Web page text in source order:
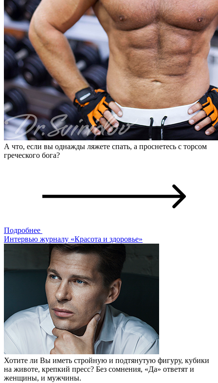
А что, если вы однажды ляжете спать, а проснетесь с торсом
греческого бога?
Подробнее
Интервью журналу «Красота и здоровье»
Хотите ли Вы иметь стройную и подтянутую фигуру, кубики
на животе, крепкий пресс? Без сомнения, «Да» ответят и
женщины, и мужчины.